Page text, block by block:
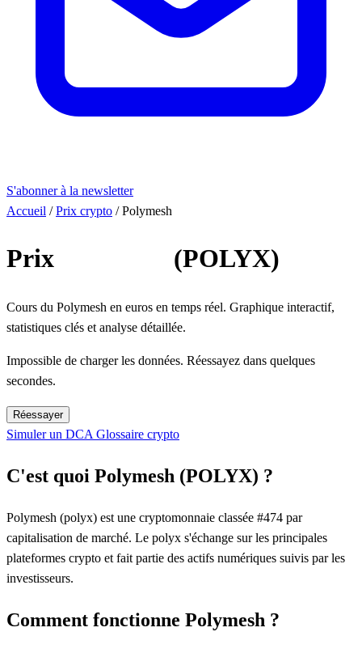
S'abonner à la newsletter
Accueil / Prix crypto / Polymesh
Prix (POLYX)
Cours du Polymesh en euros en temps réel. Graphique interactif,
statistiques clés et analyse détaillée.
Impossible de charger les données. Réessayez dans quelques
secondes.
Réessayer
Simuler un DCA Glossaire crypto
C'est quoi Polymesh (POLYX) ?
Polymesh (polyx) est une cryptomonnaie classée #474 par
capitalisation de marché. Le polyx s'échange sur les principales
plateformes crypto et fait partie des actifs numériques suivis par les
investisseurs.
Comment fonctionne Polymesh ?